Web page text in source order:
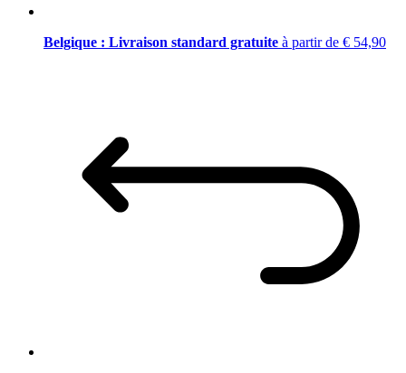
Belgique : Livraison standard gratuite à partir de € 54,90